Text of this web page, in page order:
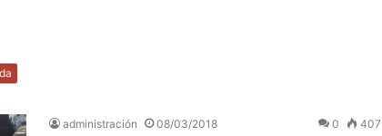
administración 08/03/2018 0 407